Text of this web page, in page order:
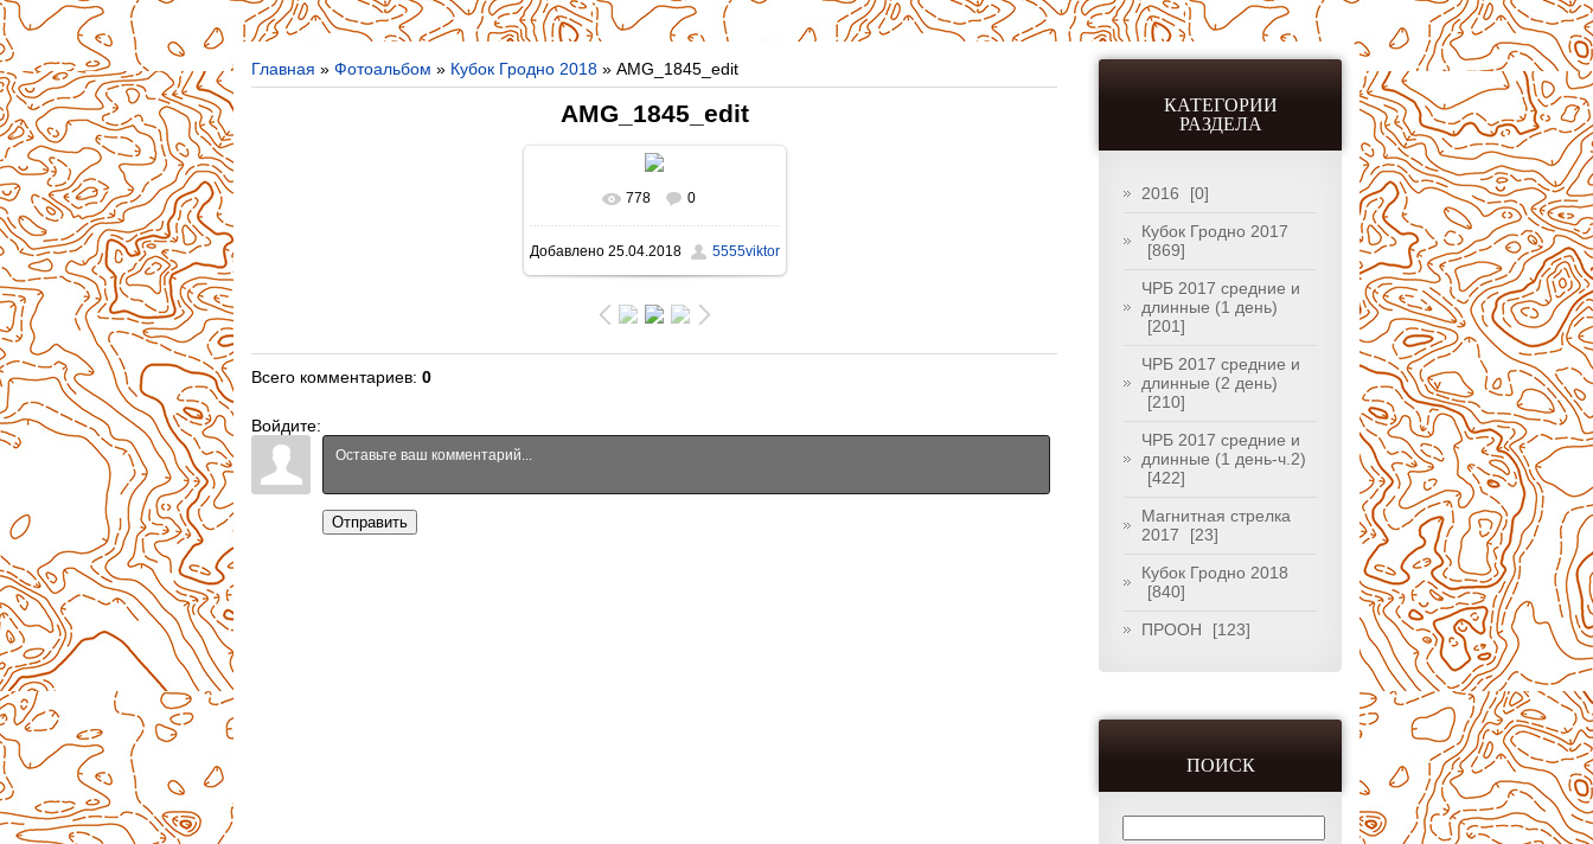
Главная » Фотоальбом » Кубок Гродно 2018 » AMG_1845_edit
AMG_1845_edit
В реальном размере
1396x931/ 774.4Kb
778 0
Добавлено25.04.2018 5555viktor
Всего комментариев: 0
Войдите:
Отправить
КАТЕГОРИИ
РАЗДЕЛА
2016
[0]
Кубок Гродно 2017
[869]
ЧРБ 2017 средние и
длинные (1 день)
[201]
ЧРБ 2017 средние и
длинные (2 день)
[210]
ЧРБ 2017 средние и
длинные (1 день-ч.2)
[422]
Магнитная стрелка
2017
[23]
Кубок Гродно 2018
[840]
ПРООН
[123]
ПОИСК